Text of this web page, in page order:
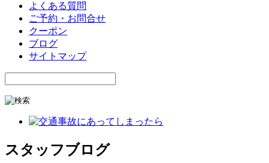
よくある質問
ご予約・お問合せ
クーポン
ブログ
サイトマップ
スタッフブログ